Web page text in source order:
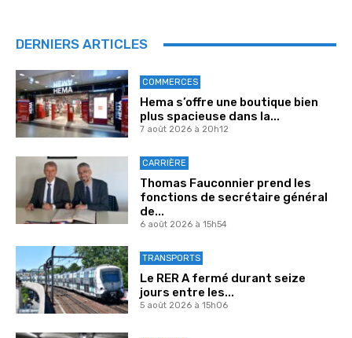
DERNIERS ARTICLES
COMMERCES
Hema s’offre une boutique bien
plus spacieuse dans la...
7 août 2026 à 20h12
CARRIÈRE
Thomas Fauconnier prend les
fonctions de secrétaire général
de...
6 août 2026 à 15h54
TRANSPORTS
Le RER A fermé durant seize
jours entre les...
5 août 2026 à 15h06